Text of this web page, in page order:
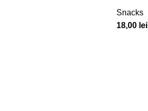
Snacks
18,00 lei